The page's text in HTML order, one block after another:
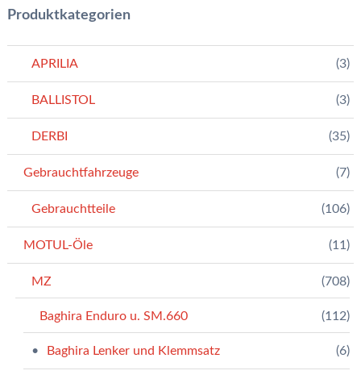
Produktkategorien
APRILIA (3)
BALLISTOL (3)
DERBI (35)
Gebrauchtfahrzeuge (7)
Gebrauchtteile (106)
MOTUL-Öle (11)
MZ (708)
Baghira Enduro u. SM.660 (112)
Baghira Lenker und Klemmsatz (6)